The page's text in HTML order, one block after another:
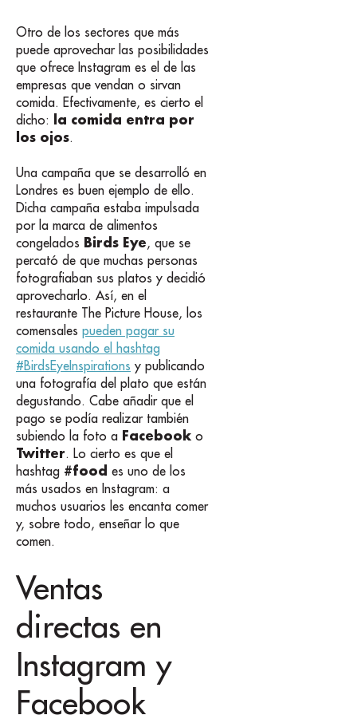
Otro de los sectores que más
puede aprovechar las posibilidades
que ofrece Instagram es el de las
empresas que vendan o sirvan
comida. Efectivamente, es cierto el
dicho:
la comida entra por
los ojos.
Una campaña que se desarrolló en
Londres es buen ejemplo de ello.
Dicha campaña estaba impulsada
por la marca de alimentos
congelados Birds Eye, que se
percató de que muchas personas
fotografiaban sus platos y decidió
aprovecharlo. Así, en el
restaurante The Picture House, los
comensales pueden pagar su
comida usando el hashtag
#BirdsEyeInspirations y publicando
una fotografía del plato que están
degustando. Cabe añadir que el
pago se podía realizar también
subiendo la foto a Facebook o
Twitter. Lo cierto es que el
hashtag #food es uno de los
más usados en Instagram: a
muchos usuarios les encanta comer
y, sobre todo, enseñar lo que
comen.
Ventas
directas en
Instagram y
Facebook